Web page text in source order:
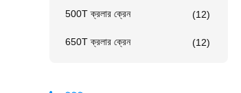
500T ক্রলার ক্রেন (12)
650T ক্রলার ক্রেন (12)